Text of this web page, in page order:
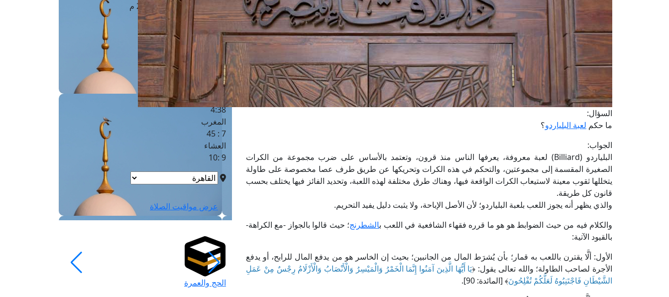
السؤال:
ما حكم لعبة البلياردو؟
الجواب:
البلياردو (Billiard) لعبة معروفة، يعرفها الناس منذ قرون، وتعتمد بالأساس على ضرب مجموعة من الكرات
الصغيرة المقسمة إلى مجموعتين، والتحكم في هذه الكرات وتحريكها عن طريق طرف عصا مخصوصة على طاولة
يتخللها ثقوب معينة لاستيعاب الكرات الواقعة فيها، وهناك طرق مختلفة لهذه اللعبة، وتحديد الفائز فيها يختلف بحسب
قانون كل طريقة.
والذي يظهر أنه يجوز اللعب بلعبة البلياردو؛ لأن الأصل الإباحة، ولا يثبت دليل يفيد التحريم.
والكلام فيه من حيث الضوابط هو هو ما قرره فقهاء الشافعية في اللعب بالشطرنج؛ حيث قالوا بالجواز -مع الكراهة-
بالقيود الآتية:
الأول: ألَّا يقترن باللعب به قمار؛ بأن يُشرَط المال من الجانبين؛ بحيث إن الخاسر هو من يدفع المال للرابح، أو يدفع
الأجرة لصاحب الطاولة؛ والله تعالى يقول: ﴿يَا أَيُّهَا الَّذِينَ آمَنُوا إِنَّمَا الْخَمْرُ وَالْمَيْسِرُ وَالْأَنْصَابُ وَالْأَزْلَامُ رِجْسٌ مِنْ عَمَلِ
الشَّيْطَانِ فَاجْتَنِبُوهُ لَعَلَّكُمْ تُفْلِحُونَ﴾ [المائدة: 90].
القاهرة · 06 أغسطس 2026 م
4 :40
الشروق
6 :17
الظهر
1 : 1
العصر
4:38
المغرب
7 : 45
العشاء
9 :10
عرض مواقيت الصلاة
الحج والعمرة